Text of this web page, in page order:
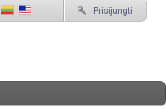
Prisijungti